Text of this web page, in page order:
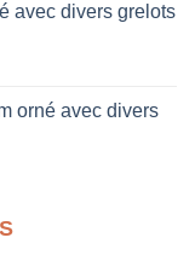
avec divers grelots
orné avec divers